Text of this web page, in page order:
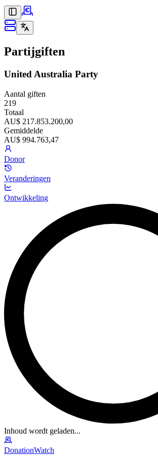
Partijgiften
United Australia Party
Aantal giften
219
Totaal
AU$ 217.853.200,00
Gemiddelde
AU$ 994.763,47
Donor
Veranderingen
Ontwikkeling
Inhoud wordt geladen...
DonationWatch